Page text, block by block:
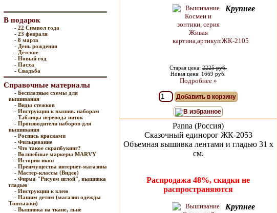
В подарок
- 22 Символ года
- 23 февраля
- 8 марта
- День рождения
- Детское
- Новый год
- Пасха
- Свадьба
Справочные материалы
- Бесплатные схемы для
вышивания
- Виды стежков
- Инструкции к вышив. наборам
- Таблицы перевода ниток
- Производители наборов для
вышивания
- Роспись красками
- Фильцевание
- Что такое скрапбукинг?
- Волшебные маркеры MARVY
- История икон
- Преимущества интернет-магазина
- Мастер-классы (Видео)
- Фирма "Рисуем иглой", вышивка
гладью
- Инструкции к клею
- Нашим детям (магазин одежды
Топтыжки)
- Вышивка на ткане, льне
Крупнее
Старая цена: 2225 руб.
Новая цена: 1669 руб.
Подробнее »
Добавить в корзину
В избранное
Panna (Россия)
Сказочный единорог ЖК-2053
Объемная вышивка лентами и гладью 31 x
см.
Распродажа 48%, скидки не
распространяются
Крупнее